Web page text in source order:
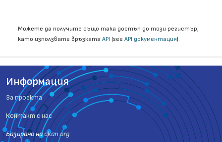
Можете да получите също така достъп до този регистър,
като използвате връзката API (see API документация).
Информация
За проекта
Контакт с нас
Базиранo наckan.org